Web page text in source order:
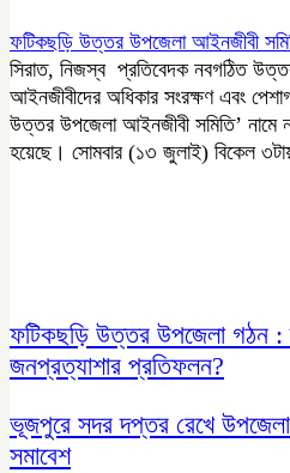
ফটিকছড়ি উত্তর উপজেলা আইনজীবী
সিরাত, নিজস্ব প্রতিবেদক নবগঠিত
আইনজীবীদের অধিকার সংরক্ষণ এবং
উত্তর উপজেলা আইনজীবী সমিতি’ নামে
হয়েছে। সোমবার (১৩ জুলাই) বিকেল
ফটিকছড়ি উত্তর উপজেলা গঠন :
জনপ্রত্যাশার প্রতিফলন?
ভূজপুরে সদর দপ্তর রেখে
সমাবেশ